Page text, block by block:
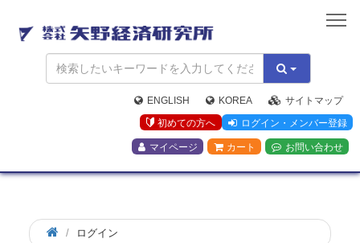
矢
野
経
済
研
究
所
ENGLISH KOREA
サイトマップ
初めての方へ
ログイン・メンバー登録
マイページ カート お問い合わせ
ログイン